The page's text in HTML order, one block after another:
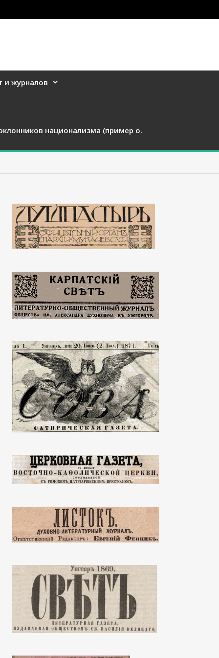
и журналов
национализма (пример о.